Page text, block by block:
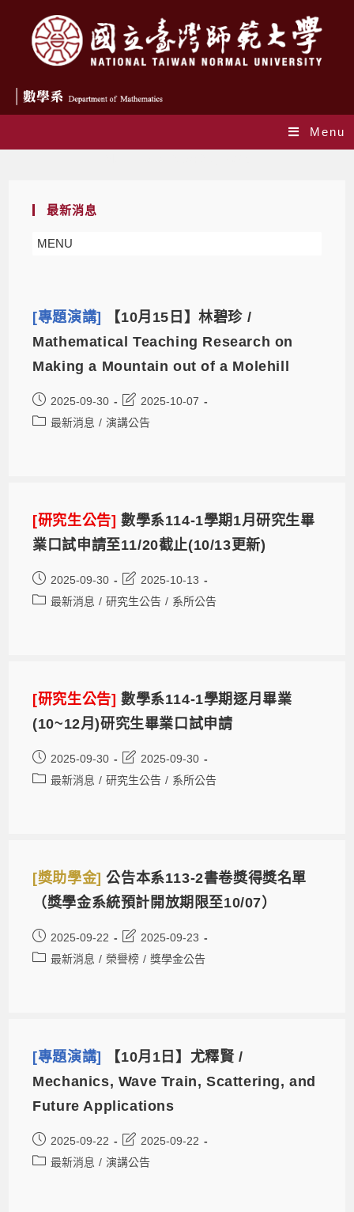
Menu
最新消息
MENU
[專題演講]
【10月15日】林碧珍 /
Mathematical Teaching Research on
Making a Mountain out of a Molehill
2025-09-30
2025-10-07
最新消息 / 演講公告
[研究生公告]數學系114-1學期1月研究生畢
業口試申請至11/20截止(10/13更新)
2025-09-30
2025-10-13
最新消息 / 研究生公告 / 系所公告
[研究生公告]數學系114-1學期逐月畢業
(10~12月)研究生畢業口試申請
2025-09-30
2025-09-30
最新消息 / 研究生公告 / 系所公告
[獎助學金]公告本系113-2書卷獎得獎名單
（獎學金系統預計開放期限至10/07）
2025-09-22
2025-09-23
最新消息 / 榮譽榜 / 獎學金公告
[專題演講]
【10月1日】尤釋賢 /
Mechanics, Wave Train, Scattering, and
Future Applications
2025-09-22
2025-09-22
最新消息 / 演講公告